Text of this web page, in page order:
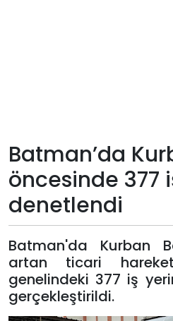
Künye
Giriş
Yap
Batman’da
öncesinde 377
denetlendi
Batman'da Kurban
artan ticari
genelindeki 377 iş
gerçekleştirildi.